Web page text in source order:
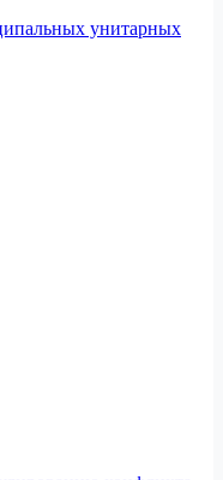
унитарных